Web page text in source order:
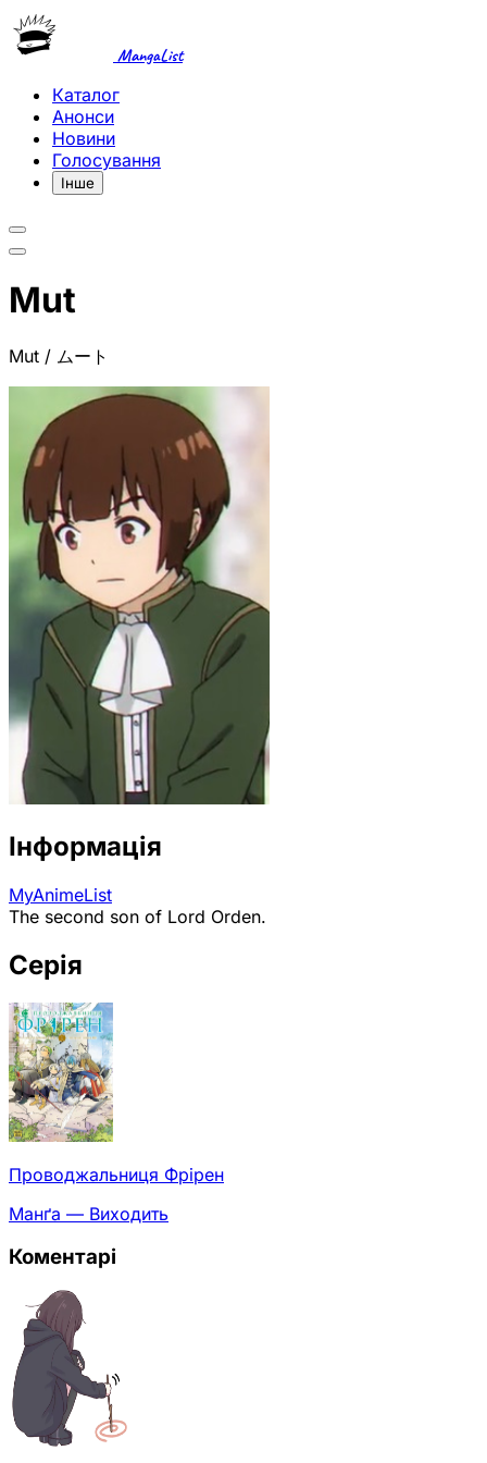
MangaList
Каталог
Анонси
Новини
Голосування
Інше
Mut
Mut / ムート
Інформація
MyAnimeList
The second son of Lord Orden.
Серія
Проводжальниця Фрірен
Манґа — Виходить
Коментарі